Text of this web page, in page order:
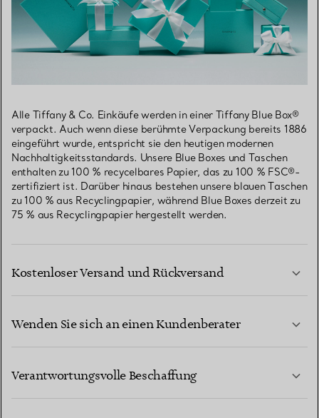
Alle Tiffany & Co. Einkäufe werden in einer Tiffany Blue Box®
verpackt. Auch wenn diese berühmte Verpackung bereits 1886
eingeführt wurde, entspricht sie den heutigen modernen
Nachhaltigkeitsstandards. Unsere Blue Boxes und Taschen
enthalten zu 100 % recycelbares Papier, das zu 100 % FSC®-
zertifiziert ist. Darüber hinaus bestehen unsere blauen Taschen
zu 100 % aus Recyclingpapier, während Blue Boxes derzeit zu
75 % aus Recyclingpapier hergestellt werden.
Kostenloser Versand und Rückversand
Wenden Sie sich an einen Kundenberater
Verantwortungsvolle Beschaffung